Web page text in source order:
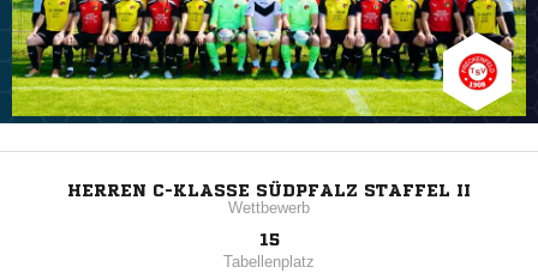
HERREN C-KLASSE SÜDPFALZ STAFFEL II
Wettbewerb
15
Tabellenplatz